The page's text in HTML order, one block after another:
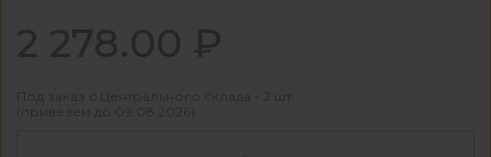
2 278.00 ₽
Под заказ с Центрального склада - 2 шт
(привезем до 09.08.2026)